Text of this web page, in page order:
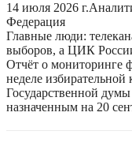
14 июля 2026 г.
Федерация
Главные люди:
выборов, а ЦИК
Отчёт о мониторинге
неделе
Государственной
назначенным на 20